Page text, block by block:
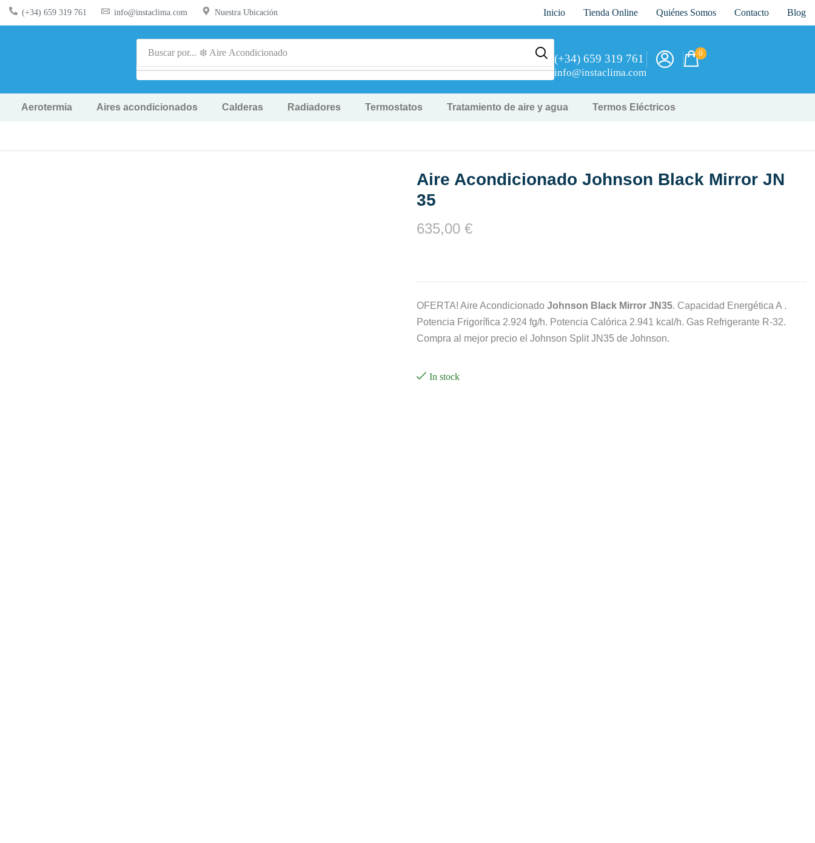
(+34) 659 319 761 info@instaclima.com Nuestra Ubicación Inicio Tienda Online Quiénes Somos Contacto Blog
Buscar por... ❄️ Aire Acondicionado (+34) 659 319 761
info@instaclima.com
0
Aerotermia Aires acondicionados Calderas Radiadores Termostatos Tratamiento de aire y agua Termos Eléctricos
Aire Acondicionado Johnson Black Mirror JN
35
635,00 €
OFERTA! Aire Acondicionado Johnson Black Mirror JN35. Capacidad Energética A .
Potencia Frigorífica 2.924 fg/h. Potencia Calórica 2.941 kcal/h. Gas Refrigerante R-32.
Compra al mejor precio el Johnson Split JN35 de Johnson.
In stock